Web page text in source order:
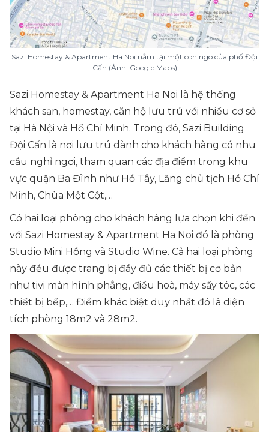
Sazi Homestay & Apartment Ha Noi nằm tại một con ngõ của phố Đội
Cấn (Ảnh: Google Maps)
Sazi Homestay & Apartment Ha Noi là hệ thống
khách sạn, homestay, căn hộ lưu trú với nhiều cơ sở
tại Hà Nội và Hồ Chí Minh. Trong đó, Sazi Building
Đội Cấn là nơi lưu trú dành cho khách hàng có nhu
cầu nghỉ ngơi, tham quan các địa điểm trong khu
vực quận Ba Đình như Hồ Tây, Lăng chủ tịch Hồ Chí
Minh, Chùa Một Cột,…
Có hai loại phòng cho khách hàng lựa chọn khi đến
với Sazi Homestay & Apartment Ha Noi đó là phòng
Studio Mini Hồng và Studio Wine. Cả hai loại phòng
này đều được trang bị đầy đủ các thiết bị cơ bản
như tivi màn hình phẳng, điều hoà, máy sấy tóc, các
thiết bị bếp,… Điểm khác biệt duy nhất đó là diện
tích phòng 18m2 và 28m2.